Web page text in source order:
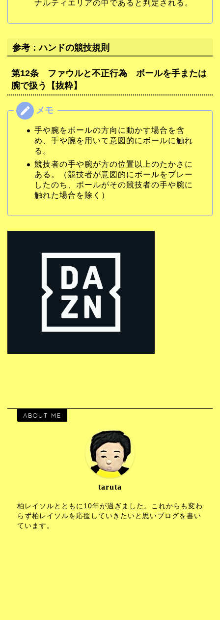
ナルティエリアの中であると判定される。
参考：ハンドの競技規則
第12条 ファウルと不正行為 ボールを手または
腕で扱う【抜粋】
手や腕をボールの方向に動かす場合を含
め、手や腕を用いて意図的にボールに触れ
る。
競技者の手や腕が方の位置以上のたかさに
ある。（競技者が意図的にボールをプレー
したのち、ボールがその競技者の手や腕に
触れた場合を除く）
ABOUT ME
taruta
柏レイソルとともに10年が過ぎました。これからも変わ
らず柏レイソルを応援していきたいと思いブログを書い
ています。